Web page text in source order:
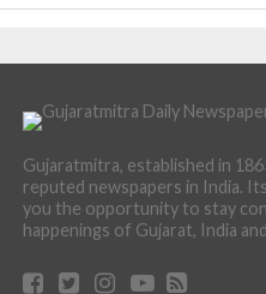
Gujaratmitra, established in
reputed newspapers in India.
you the opportunity to stay
happenings of Gujarat, India